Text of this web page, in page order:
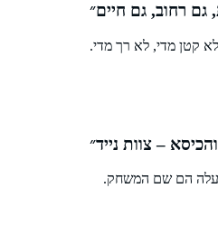
רחוב, גם חיים״
קטן מדי, לא רך מדי.
– צוות נייד״
הם שם המשחק.